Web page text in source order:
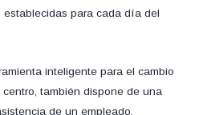
para cada día del
inteligente para el cambio
también dispone de una
de un empleado,